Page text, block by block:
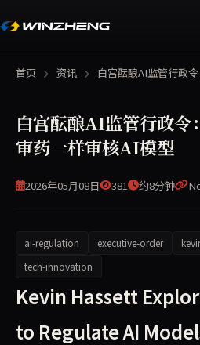
首页 资讯 白宫酝酿AI监管行政
白宫酝酿AI监管行政
审药一样审核AI模型
2026年05月08日 381 约8分钟
ai-regulation executive-order
tech-innovation
国家经济委员会主任Kevin
Kevin Hassett
to Regulate AI